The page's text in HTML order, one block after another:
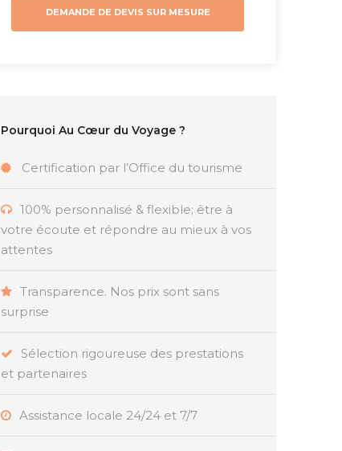
DEMANDE DE DEVIS SUR MESURE
Pourquoi Au Cœur du Voyage ?
Certification par l’Office du tourisme
100% personnalisé & flexible; être à
votre écoute et répondre au mieux à vos
attentes
Transparence. Nos prix sont sans
surprise
Sélection rigoureuse des prestations
et partenaires
Assistance locale 24/24 et 7/7